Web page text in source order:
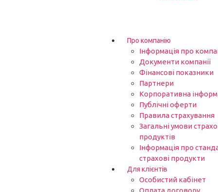
Про компанію
Інформація про
Документи компанії
Фінансові показники
Партнери​
Корпоративна
Публічні оферти
Правила страхування
Загальні умови
продуктів
Інформація про
страхові продукти
Для клієнтів
Особистий кабінет
Оплата договору